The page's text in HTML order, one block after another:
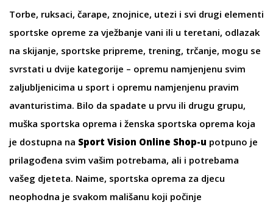
Torbe, ruksaci, čarape, znojnice, utezi i svi drugi elementi
sportske opreme za vježbanje vani ili u teretani, odlazak
na skijanje, sportske pripreme, trening, trčanje, mogu se
svrstati u dvije kategorije – opremu namjenjenu svim
zaljubljenicima u sport i opremu namjenjenu pravim
avanturistima. Bilo da spadate u prvu ili drugu grupu,
muška sportska oprema i ženska sportska oprema koja
je dostupna na Sport Vision Online Shop-u potpuno je
prilagođena svim vašim potrebama, ali i potrebama
vašeg djeteta. Naime, sportska oprema za djecu
neophodna je svakom mališanu koji počinje